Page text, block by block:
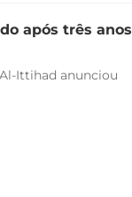
após três anos
Ittihad anunciou